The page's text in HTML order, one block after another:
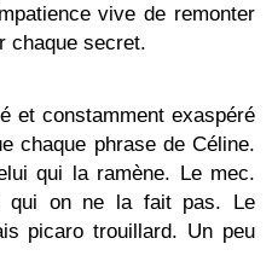
vive de remonter
chaque secret.
et constamment exaspéré
chaque phrase de Céline.
qui la ramène. Le mec.
qui on ne la fait pas. Le
picaro trouillard. Un peu